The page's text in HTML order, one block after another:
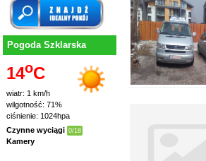
Pogoda Szklarska
14oC
wiatr: 1 km/h
wilgotność: 71%
ciśnienie: 1024hpa
Czynne wyciągi 0/18
Kamery